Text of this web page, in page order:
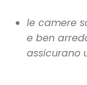
le camere
e ben
assicurano